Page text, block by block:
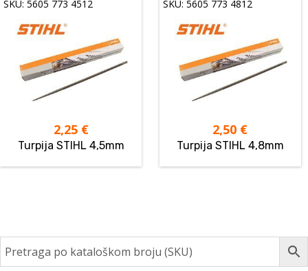
SKU: 5605 773 4512
2,25 €
Turpija STIHL 4,5mm
SKU: 5605 773 4812
2,50 €
Turpija STIHL 4,8mm